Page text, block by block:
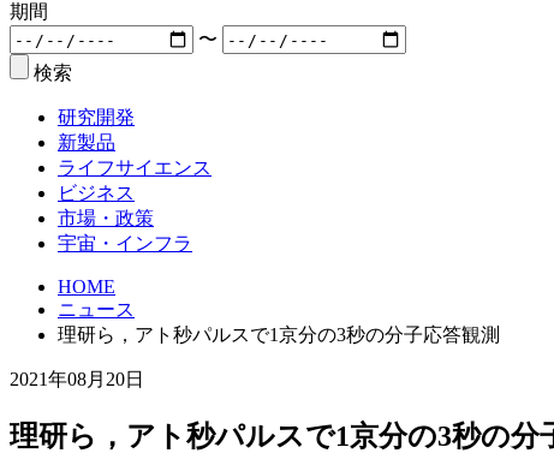
期間
〜
検索
研究開発
新製品
ライフサイエンス
ビジネス
市場・政策
宇宙・インフラ
HOME
ニュース
理研ら，アト秒パルスで1京分の3秒の分子応答観測
2021年08月20日
理研ら，アト秒パルスで1京分の3秒の分